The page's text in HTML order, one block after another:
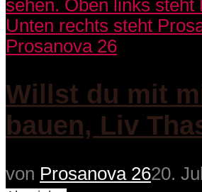
Prosanova 26
Willst du mit
bauen, Liv
von Prosanova 2620.